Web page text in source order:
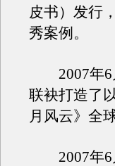
皮书）发行
秀案例。
2007年6
联袂打造了
月风云》全
2007年6